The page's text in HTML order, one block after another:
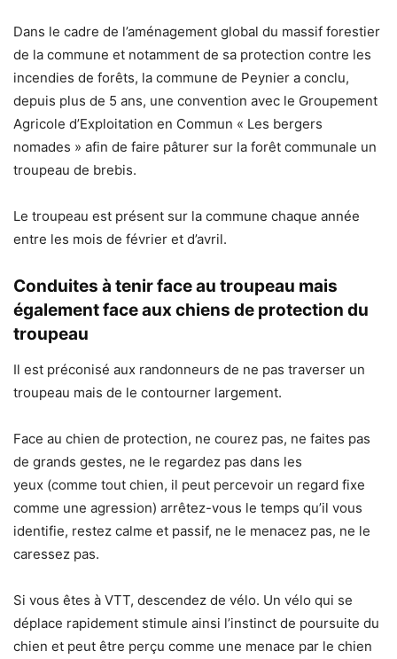
Dans le cadre de l’aménagement global du massif forestier
de la commune et notamment de sa protection contre les
incendies de forêts, la commune de Peynier a conclu,
depuis plus de 5 ans, une convention avec le Groupement
Agricole d’Exploitation en Commun « Les bergers
nomades » afin de faire pâturer sur la forêt communale un
troupeau de brebis.
Le troupeau est présent sur la commune chaque année
entre les mois de février et d’avril.
Conduites à tenir face au troupeau mais
également face aux chiens de protection du
troupeau
Il est préconisé aux randonneurs de ne pas traverser un
troupeau mais de le contourner largement.
Face au chien de protection, ne courez pas, ne faites pas
de grands gestes, ne le regardez pas dans les
yeux (comme tout chien, il peut percevoir un regard fixe
comme une agression) arrêtez-vous le temps qu’il vous
identifie, restez calme et passif, ne le menacez pas, ne le
caressez pas.
Si vous êtes à VTT, descendez de vélo. Un vélo qui se
déplace rapidement stimule ainsi l’instinct de poursuite du
chien et peut être perçu comme une menace par le chien